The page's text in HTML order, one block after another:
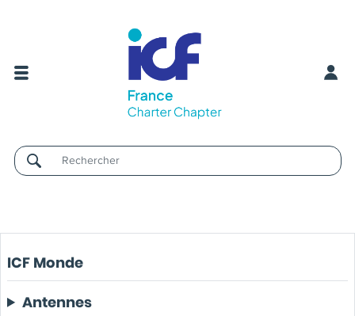
Username
ICF Monde
Antennes